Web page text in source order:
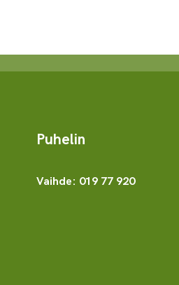
Puhelin
Vaihde: 019 77 920